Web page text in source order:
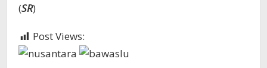
(SR)
Post Views: